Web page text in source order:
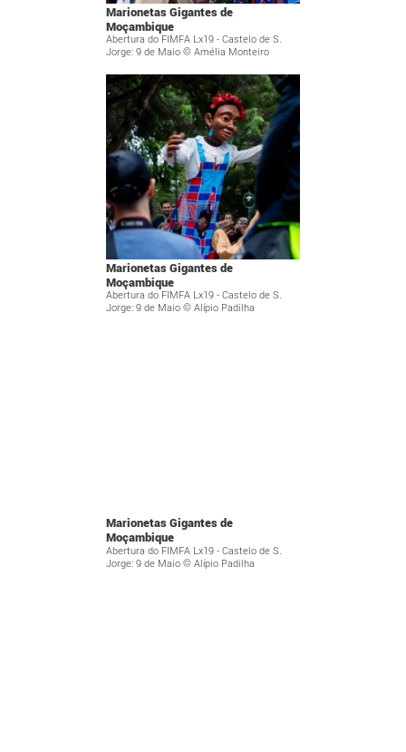
Marionetas Gigantes de
Moçambique
Abertura do FIMFA Lx19 - Castelo de S.
Jorge: 9 de Maio © Amélia Monteiro
Marionetas Gigantes de
Moçambique
Abertura do FIMFA Lx19 - Castelo de S.
Jorge: 9 de Maio © Alípio Padilha
Marionetas Gigantes de
Moçambique
Abertura do FIMFA Lx19 - Castelo de S.
Jorge: 9 de Maio © Alípio Padilha